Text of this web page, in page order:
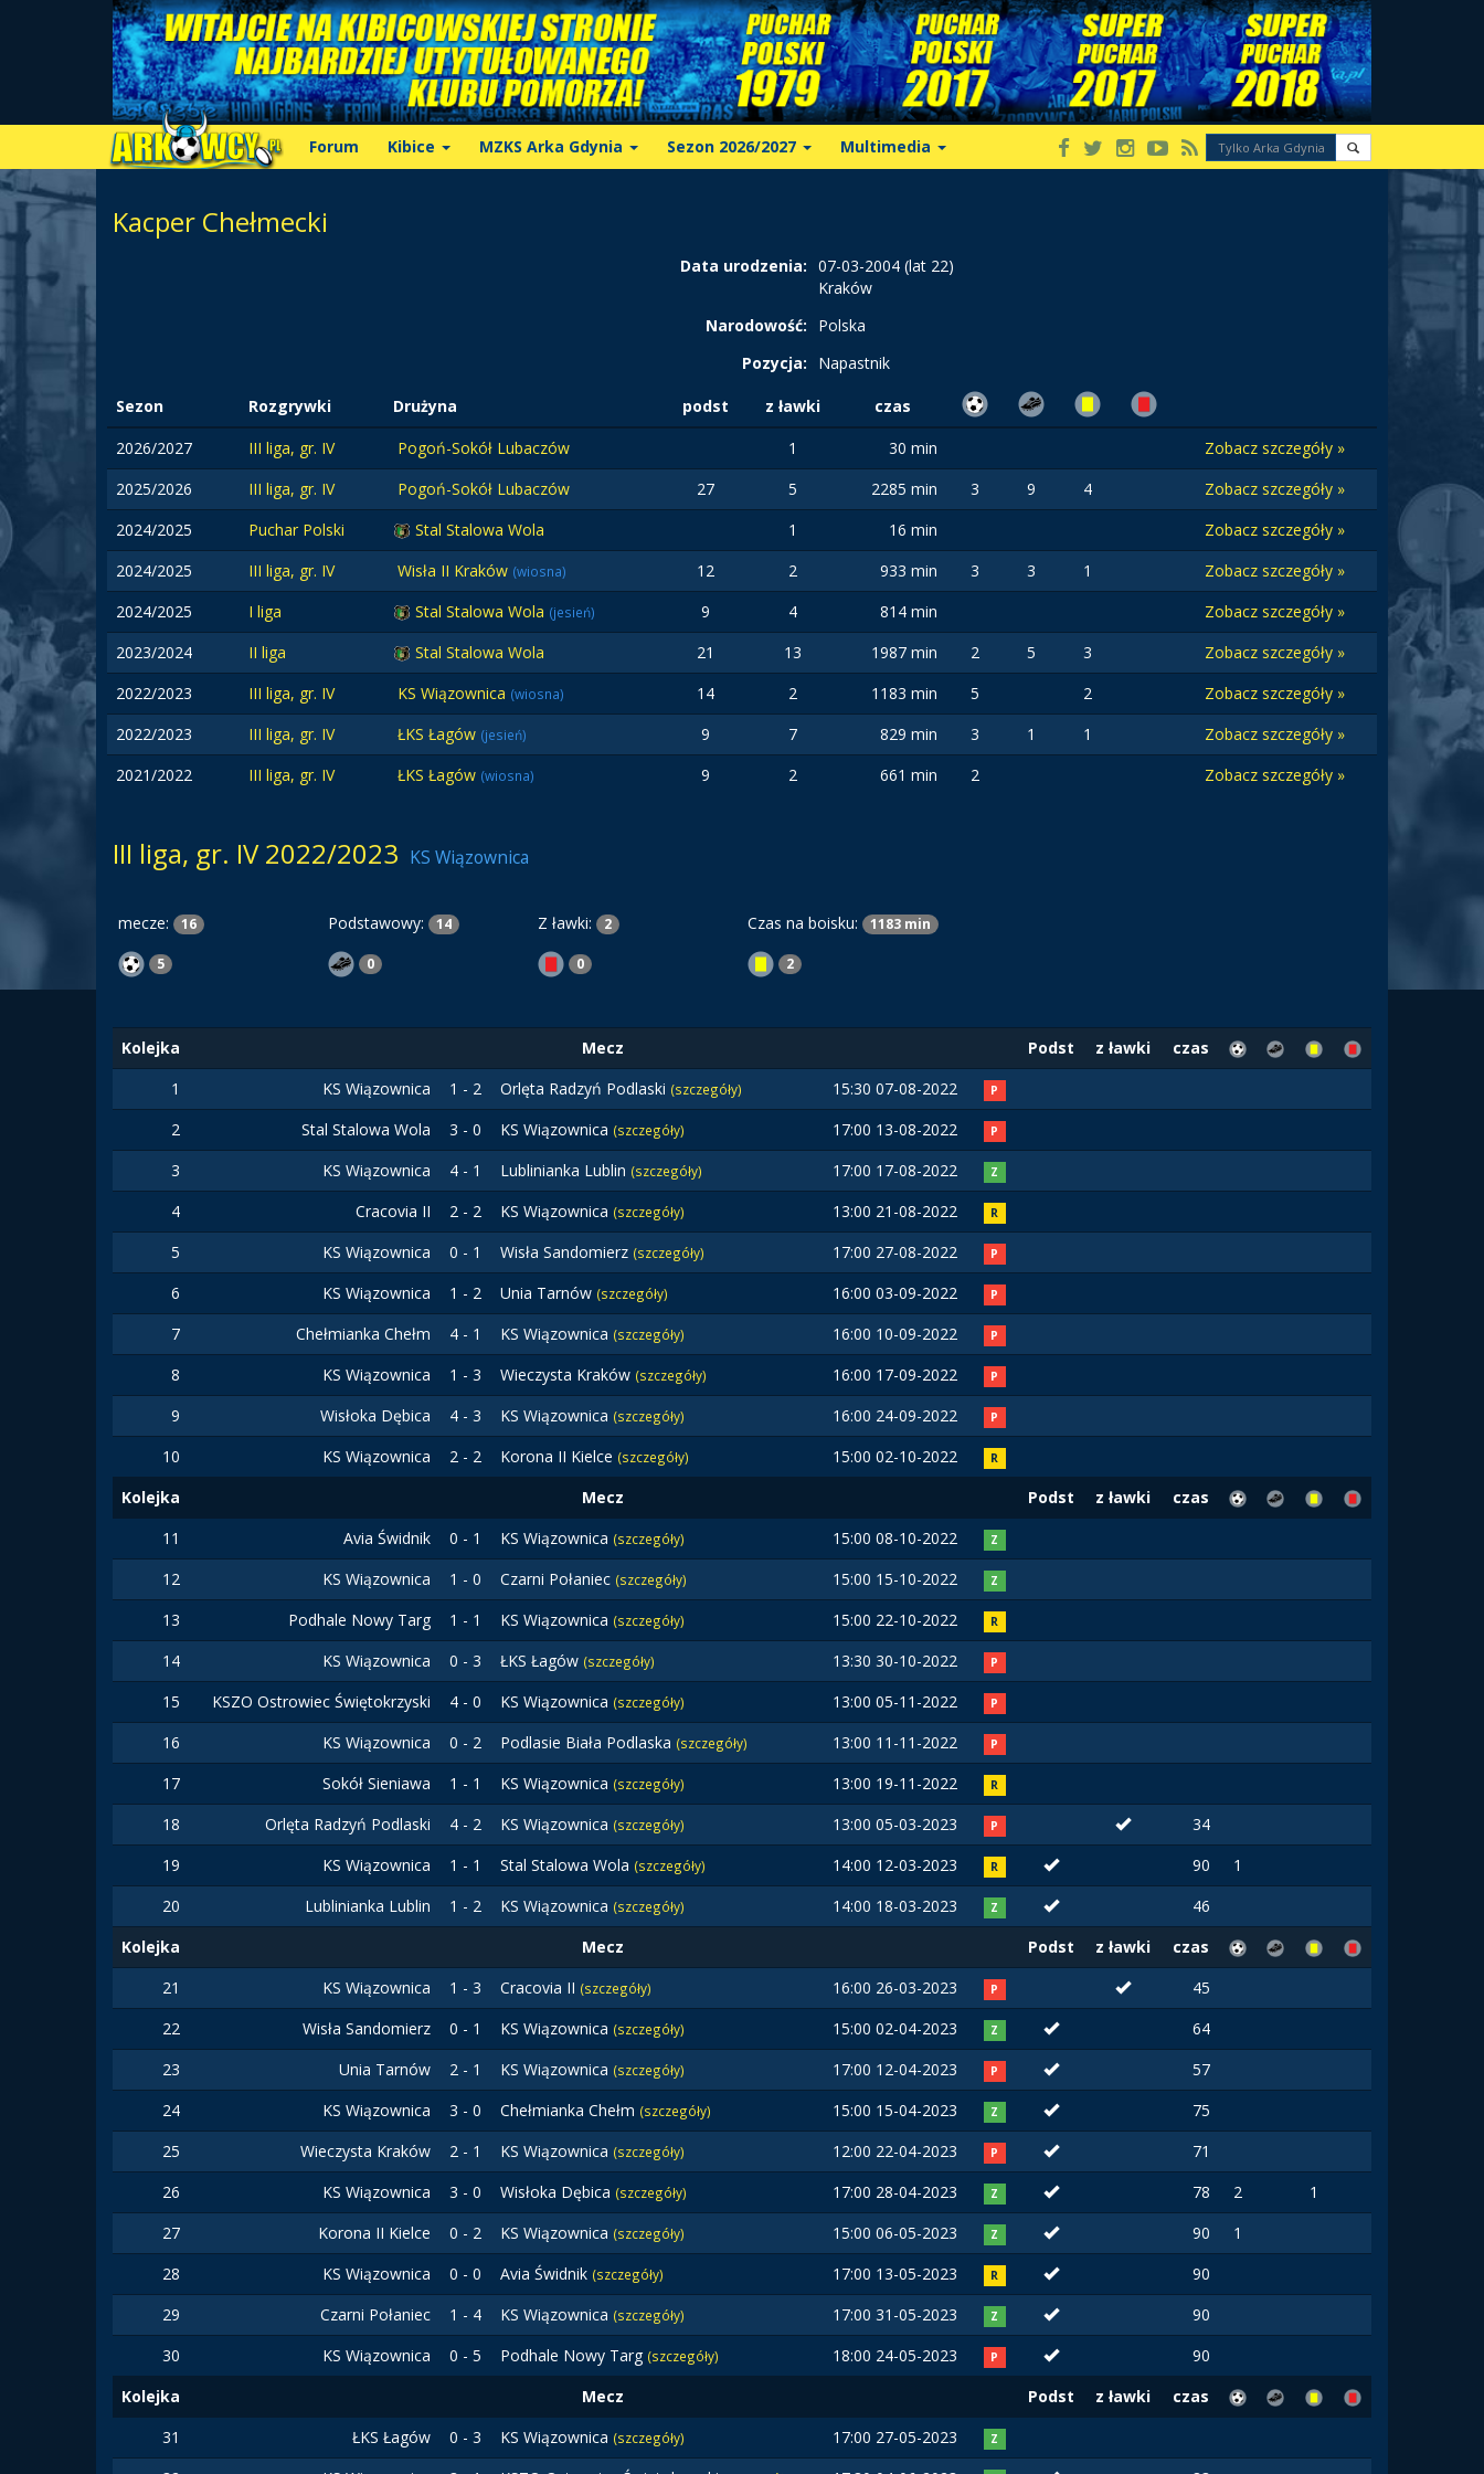
Forum Kibice MZKS Arka Gdynia Sezon 2026/2027 Multimedia
Kacper Chełmecki
Data urodzenia: 07-03-2004 (lat 22)
Kraków
Narodowość:
Polska
Pozycja:
Napastnik
Sezon Rozgrywki Drużyna podst z ławki
czas
2026/2027
III liga, gr. IV Pogoń-Sokół Lubaczów 1 30 min
Zobacz szczegóły »
2025/2026
III liga, gr. IV Pogoń-Sokół Lubaczów 27 5 2285 min 3 9 4
Zobacz szczegóły »
2024/2025
Puchar Polski Stal Stalowa Wola 1 16 min
Zobacz szczegóły »
2024/2025
III liga, gr. IV Wisła II Kraków (wiosna) 12 2 933 min 3 3 1
Zobacz szczegóły »
2024/2025
I liga Stal Stalowa Wola (jesień) 9 4 814 min
Zobacz szczegóły »
2023/2024
II liga Stal Stalowa Wola 21 13 1987 min 2 5 3
Zobacz szczegóły »
2022/2023
III liga, gr. IV KS Wiązownica (wiosna) 14 2 1183 min 5 2
Zobacz szczegóły »
2022/2023
III liga, gr. IV ŁKS Łagów (jesień) 9 7 829 min 3 1 1
Zobacz szczegóły »
2021/2022
III liga, gr. IV ŁKS Łagów (wiosna) 9 2 661 min 2 Zobacz szczegóły »
III liga, gr. IV 2022/2023 KS Wiązownica
mecze: 16 Podstawowy: 14 Z ławki: 2 Czas na boisku: 1183 min
5 0 0 2
Kolejka Mecz Podst z ławki
czas
1
KS Wiązownica 1 - 2 Orlęta Radzyń Podlaski (szczegóły) 15:30 07-08-2022 P
2 Stal Stalowa Wola 3 - 0 KS Wiązownica (szczegóły) 17:00 13-08-2022 P
3 KS Wiązownica 4 - 1 Lublinianka Lublin (szczegóły) 17:00 17-08-2022 Z
4 Cracovia II 2 - 2 KS Wiązownica (szczegóły) 13:00 21-08-2022 R
5 KS Wiązownica 0 - 1 Wisła Sandomierz (szczegóły) 17:00 27-08-2022 P
6 KS Wiązownica 1 - 2 Unia Tarnów (szczegóły) 16:00 03-09-2022 P
7 Chełmianka Chełm 4 - 1 KS Wiązownica (szczegóły) 16:00 10-09-2022 P
8 KS Wiązownica 1 - 3 Wieczysta Kraków (szczegóły) 16:00 17-09-2022 P
9 Wisłoka Dębica 4 - 3 KS Wiązownica (szczegóły) 16:00 24-09-2022 P
10 KS Wiązownica 2 - 2 Korona II Kielce (szczegóły) 15:00 02-10-2022 R
Kolejka Mecz Podst z ławki
czas
11
Avia Świdnik 0 - 1 KS Wiązownica (szczegóły) 15:00 08-10-2022 Z
12 KS Wiązownica 1 - 0 Czarni Połaniec (szczegóły) 15:00 15-10-2022 Z
13 Podhale Nowy Targ 1 - 1 KS Wiązownica (szczegóły) 15:00 22-10-2022 R
14 KS Wiązownica 0 - 3 ŁKS Łagów (szczegóły) 13:30 30-10-2022 P
15 KSZO Ostrowiec Świętokrzyski 4 - 0 KS Wiązownica (szczegóły) 13:00 05-11-2022 P
16 KS Wiązownica 0 - 2 Podlasie Biała Podlaska (szczegóły) 13:00 11-11-2022 P
17 Sokół Sieniawa 1 - 1 KS Wiązownica (szczegóły) 13:00 19-11-2022 R
18 Orlęta Radzyń Podlaski 4 - 2 KS Wiązownica (szczegóły) 13:00 05-03-2023 P
34
19
KS Wiązownica 1 - 1 Stal Stalowa Wola (szczegóły) 14:00 12-03-2023 R 90
1
20
Lublinianka Lublin 1 - 2 KS Wiązownica (szczegóły) 14:00 18-03-2023 Z
46
Kolejka
Mecz Podst z ławki
czas
21
KS Wiązownica 1 - 3 Cracovia II (szczegóły) 16:00 26-03-2023 P
45
22
Wisła Sandomierz 0 - 1 KS Wiązownica (szczegóły) 15:00 02-04-2023 Z
64
23
Unia Tarnów 2 - 1 KS Wiązownica (szczegóły) 17:00 12-04-2023 P
57
24
KS Wiązownica 3 - 0 Chełmianka Chełm (szczegóły) 15:00 15-04-2023 Z
75
25
Wieczysta Kraków 2 - 1 KS Wiązownica (szczegóły) 12:00 22-04-2023 P
71
26
KS Wiązownica 3 - 0 Wisłoka Dębica (szczegóły) 17:00 28-04-2023 Z 78 2
1
27
Korona II Kielce 0 - 2 KS Wiązownica (szczegóły) 15:00 06-05-2023 Z 90
1
28
KS Wiązownica 0 - 0 Avia Świdnik (szczegóły) 17:00 13-05-2023 R
90
29
Czarni Połaniec 1 - 4 KS Wiązownica (szczegóły) 17:00 31-05-2023 Z
90
30
KS Wiązownica 0 - 5 Podhale Nowy Targ (szczegóły) 18:00 24-05-2023 P
90
Kolejka
Mecz Podst z ławki
czas
31
ŁKS Łagów 0 - 3 KS Wiązownica (szczegóły) 17:00 27-05-2023 Z